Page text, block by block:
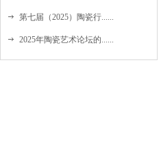
第七届（2025）陶瓷行......
2025年陶瓷艺术论坛的......